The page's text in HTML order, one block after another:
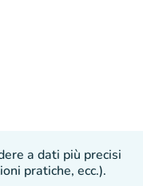
a dati più precisi
pratiche, ecc.).